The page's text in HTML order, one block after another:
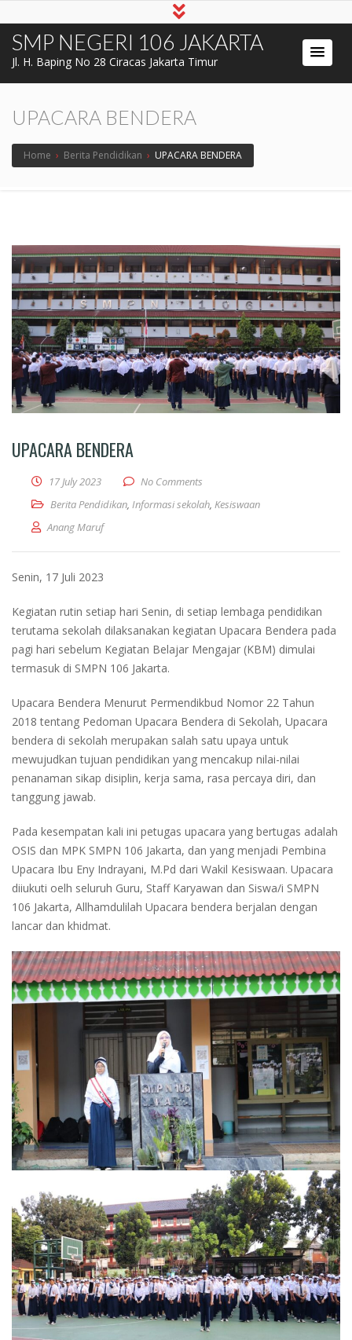
SMP NEGERI 106 JAKARTA
Jl. H. Baping No 28 Ciracas Jakarta Timur
UPACARA BENDERA
Home › Berita Pendidikan › UPACARA BENDERA
UPACARA BENDERA
17 July 2023
No Comments
Berita Pendidikan, Informasi sekolah, Kesiswaan
Anang Maruf
Senin, 17 Juli 2023
Kegiatan rutin setiap hari Senin, di setiap lembaga pendidikan
terutama sekolah dilaksanakan kegiatan Upacara Bendera pada
pagi hari sebelum Kegiatan Belajar Mengajar (KBM) dimulai
termasuk di SMPN 106 Jakarta.
Upacara Bendera Menurut Permendikbud Nomor 22 Tahun
2018 tentang Pedoman Upacara Bendera di Sekolah, Upacara
bendera di sekolah merupakan salah satu upaya untuk
mewujudkan tujuan pendidikan yang mencakup nilai-nilai
penanaman sikap disiplin, kerja sama, rasa percaya diri, dan
tanggung jawab.
Pada kesempatan kali ini petugas upacara yang bertugas adalah
OSIS dan MPK SMPN 106 Jakarta, dan yang menjadi Pembina
Upacara Ibu Eny Indrayani, M.Pd dari Wakil Kesiswaan. Upacara
diiukuti oelh seluruh Guru, Staff Karyawan dan Siswa/i SMPN
106 Jakarta, Allhamdulilah Upacara bendera berjalan dengan
lancar dan khidmat.